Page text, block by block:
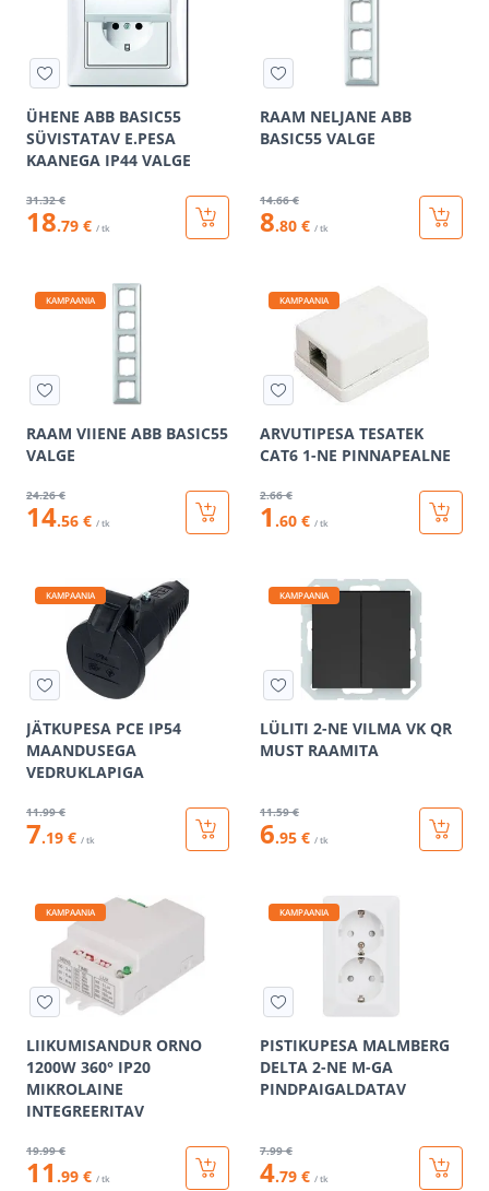
ÜHENE ABB BASIC55
SÜVISTATAV E.PESA
KAANEGA IP44 VALGE
31.32 €
18.79 € / tk
RAAM NELJANE ABB
BASIC55 VALGE
14.66 €
8.80 € / tk
KAMPAANIA
RAAM VIIENE ABB BASIC55
VALGE
24.26 €
14.56 € / tk
KAMPAANIA
ARVUTIPESA TESATEK
CAT6 1-NE PINNAPEALNE
2.66 €
1 .60 € / tk
KAMPAANIA
JÄTKUPESA PCE IP54
MAANDUSEGA
VEDRUKLAPIGA
11.99 €
7.19 € / tk
KAMPAANIA
LÜLITI 2-NE VILMA VK QR
MUST RAAMITA
11.59 €
6.95 € / tk
KAMPAANIA
LIIKUMISANDUR ORNO
1200W 360° IP20
MIKROLAINE
INTEGREERITAV
19.99 €
11 .99 € / tk
KAMPAANIA
PISTIKUPESA MALMBERG
DELTA 2-NE M-GA
PINDPAIGALDATAV
7.99 €
4.79 € / tk